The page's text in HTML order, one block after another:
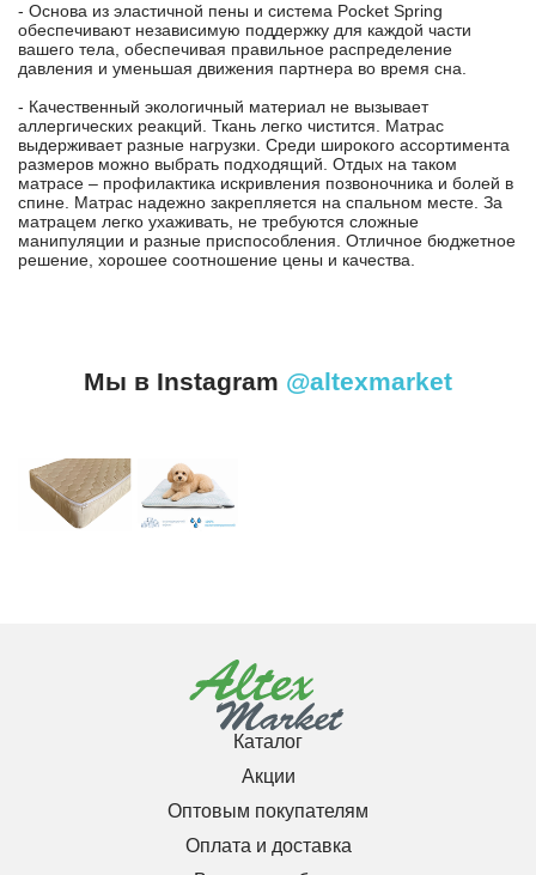
- Основа из эластичной пены и система Pocket Spring
обеспечивают независимую поддержку для каждой части
вашего тела, обеспечивая правильное распределение
давления и уменьшая движения партнера во время сна.
- Качественный экологичный материал не вызывает
аллергических реакций. Ткань легко чистится. Матрас
выдерживает разные нагрузки. Среди широкого ассортимента
размеров можно выбрать подходящий. Отдых на таком
матрасе – профилактика искривления позвоночника и болей в
спине. Матрас надежно закрепляется на спальном месте. За
матрацем легко ухаживать, не требуются сложные
манипуляции и разные приспособления. Отличное бюджетное
решение, хорошее соотношение цены и качества.
Мы в Instagram @altexmarket
Каталог
Акции
Оптовым покупателям
Оплата и доставка